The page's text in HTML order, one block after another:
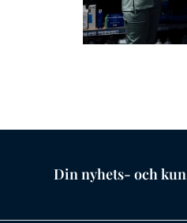
Din nyhets- och